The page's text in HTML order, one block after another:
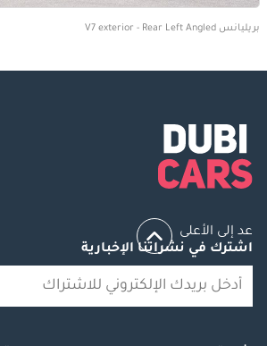
بريليانس V7 exterior - Rear Left Angled
عد إلى الأعلى
اشترك في نشراتنا الإخبارية